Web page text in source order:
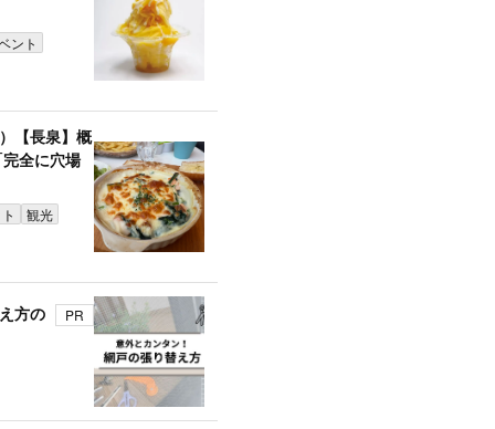
ント
【長泉】概
全に穴場
観光
方の PR